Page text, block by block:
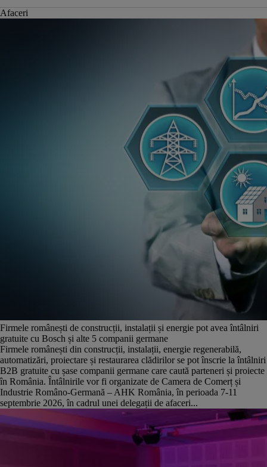
Afaceri
Firmele românești de construcții, instalații și energie pot avea întâlniri
gratuite cu Bosch și alte 5 companii germane
Firmele românești din construcții, instalații, energie regenerabilă,
automatizări, proiectare și restaurarea clădirilor se pot înscrie la întâlniri
B2B gratuite cu șase companii germane care caută parteneri și proiecte
în România. Întâlnirile vor fi organizate de Camera de Comerț și
Industrie Româno-Germană – AHK România, în perioada 7-11
septembrie 2026, în cadrul unei delegații de afaceri...